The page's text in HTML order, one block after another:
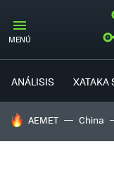
MENÚ
ANÁLISIS XATAKA
HOY SE HABLA DE
AEMET China